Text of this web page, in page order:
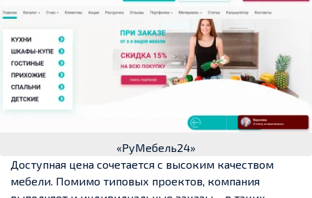
«РуМебель24»
Доступная цена сочетается с высоким качеством
мебели. Помимо типовых проектов, компания